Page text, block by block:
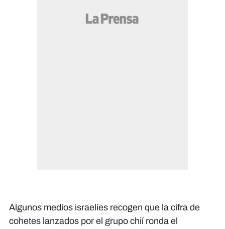
Algunos medios israelíes recogen que la cifra de
cohetes lanzados por el grupo chií ronda el